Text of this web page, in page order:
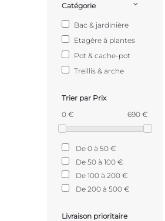
Catégorie
Bac & jardinière
Etagère à plantes
Pot & cache-pot
Treillis & arche
Trier par Prix
0 €
690 €
De 0 à 50 €
De 50 à 100 €
De 100 à 200 €
De 200 à 500 €
Livraison prioritaire